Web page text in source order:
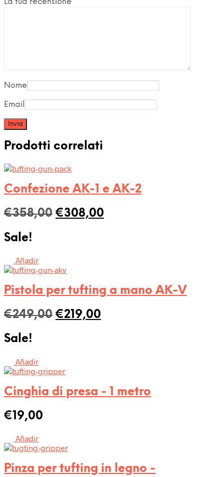
Nome
Email
Prodotti correlati
Confezione AK-1 e AK-2
€358,00 Il
€358,00.
€308,00
Sale!
Añadir
Pistola per tufting a mano AK-V
€249,00 Il
€249,00.
€219,00
Sale!
Añadir
Cinghia di presa - 1 metro
€19,00
Añadir
Pinza per tufting in legno -